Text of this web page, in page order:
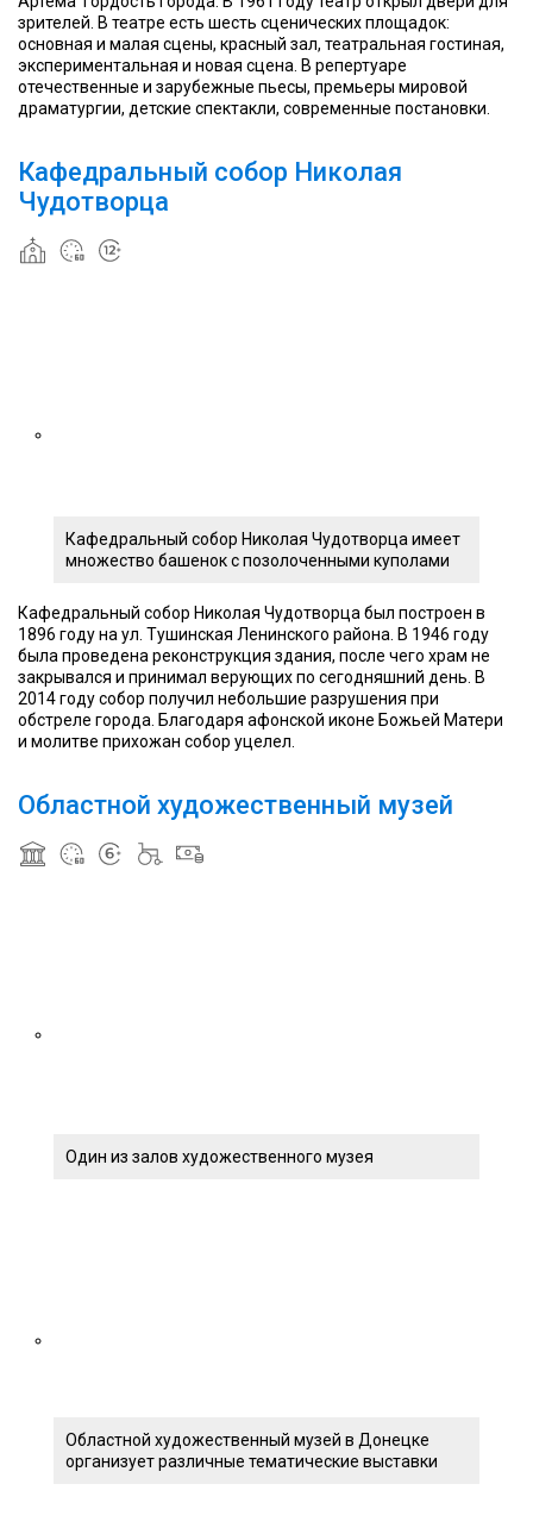
зрителей. В театре есть шесть сценических площадок:
основная и малая сцены, красный зал, театральная гостиная,
экспериментальная и новая сцена. В репертуаре
отечественные и зарубежные пьесы, премьеры мировой
драматургии, детские спектакли, современные постановки.
Кафедральный собор Николая
Чудотворца
Кафедральный собор Николая Чудотворца имеет
множество башенок с позолоченными куполами
Кафедральный собор Николая Чудотворца был построен в
1896 году на ул. Тушинская Ленинского района. В 1946 году
была проведена реконструкция здания, после чего храм не
закрывался и принимал верующих по сегодняшний день. В
2014 году собор получил небольшие разрушения при
обстреле города. Благодаря афонской иконе Божьей Матери
и молитве прихожан собор уцелел.
Областной художественный музей
Один из залов художественного музея
Областной художественный музей в Донецке
организует различные тематические выставки